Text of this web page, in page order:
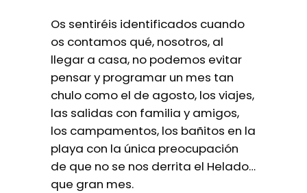
Os sentiréis identificados cuando
os contamos qué, nosotros, al
llegar a casa, no podemos evitar
pensar y programar un mes tan
chulo como el de agosto, los viajes,
las salidas con familia y amigos,
los campamentos, los bañitos en la
playa con la única preocupación
de que no se nos derrita el Helado…
que gran mes.